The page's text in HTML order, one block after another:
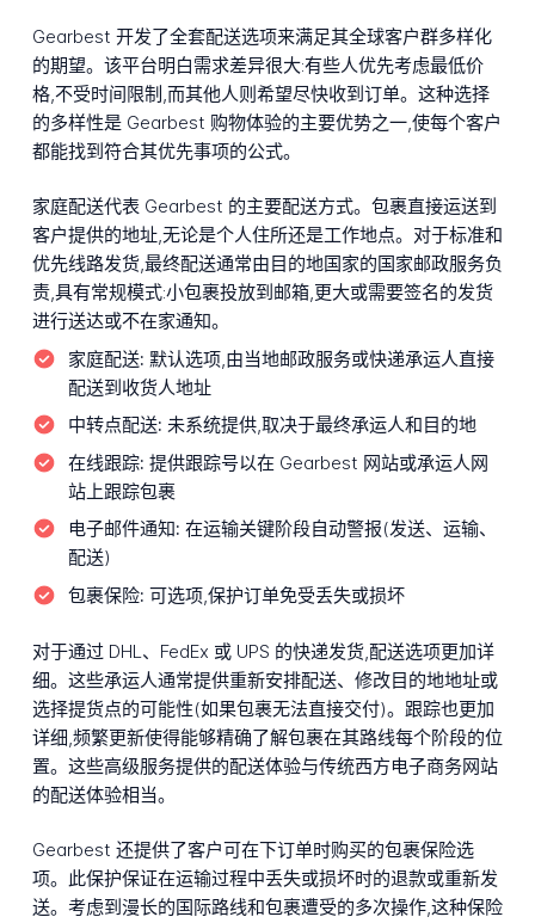
Gearbest 开发了全套配送选项来满足其全球客户群多样化
的期望。该平台明白需求差异很大:有些人优先考虑最低价
格,不受时间限制,而其他人则希望尽快收到订单。这种选择
的多样性是 Gearbest 购物体验的主要优势之一,使每个客户
都能找到符合其优先事项的公式。
家庭配送代表 Gearbest 的主要配送方式。包裹直接运送到
客户提供的地址,无论是个人住所还是工作地点。对于标准和
优先线路发货,最终配送通常由目的地国家的国家邮政服务负
责,具有常规模式:小包裹投放到邮箱,更大或需要签名的发货
进行送达或不在家通知。
家庭配送: 默认选项,由当地邮政服务或快递承运人直接
配送到收货人地址
中转点配送: 未系统提供,取决于最终承运人和目的地
在线跟踪: 提供跟踪号以在 Gearbest 网站或承运人网
站上跟踪包裹
电子邮件通知: 在运输关键阶段自动警报(发送、运输、
配送)
包裹保险: 可选项,保护订单免受丢失或损坏
对于通过 DHL、FedEx 或 UPS 的快递发货,配送选项更加详
细。这些承运人通常提供重新安排配送、修改目的地地址或
选择提货点的可能性(如果包裹无法直接交付)。跟踪也更加
详细,频繁更新使得能够精确了解包裹在其路线每个阶段的位
置。这些高级服务提供的配送体验与传统西方电子商务网站
的配送体验相当。
Gearbest 还提供了客户可在下订单时购买的包裹保险选
项。此保护保证在运输过程中丢失或损坏时的退款或重新发
送。考虑到漫长的国际路线和包裹遭受的多次操作,这种保险